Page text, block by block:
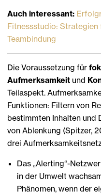
Auch interessant:
Fitnessstudio:
Teambindung
Die Voraussetzung für
Aufmerksamkeit und
Teilaspekt.
Funktionen: Filtern von
bestimmten Inhalten und
von Ablenkung (Spitzer,
drei
Das „Alerting“-
in der Umwelt
Phänomen, wenn der